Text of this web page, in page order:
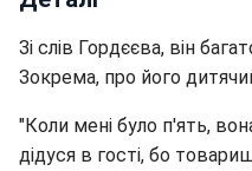
Зі слів Гордєєва, він
Зокрема, про його
"Коли мені було п'ять,
дідуся в гості, бо